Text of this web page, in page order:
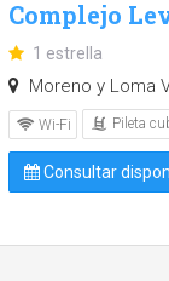
Complejo
1 estrella
Moreno y Loma
Wi-Fi Pileta
Consultar